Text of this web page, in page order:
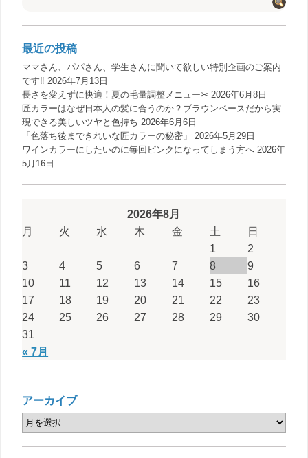
最近の投稿
ママさん、パパさん、学生さんに聞いて欲しい特別企画のご案内
です‼️ 2026年7月13日
長さを変えずに快適！夏の毛量調整メニュー✂︎ 2026年6月8日
匠カラーはなぜ日本人の髪に合うのか？ブラウンベースだから実
現できる美しいツヤと色持ち 2026年6月6日
「色落ち後まできれいな匠カラーの秘密」
2026年5月29日
ワインカラーにしたいのに毎回ピンクになってしまう方へ 2026年
5月16日
2026年8月
月
火 水 木 金 土 日
« 7月
1
2
3
4 5 6 7 8
9
10
11 12 13 14 15
16
17
18 19 20 21 22
23
24
25 26 27 28 29
30
31
アーカイブ